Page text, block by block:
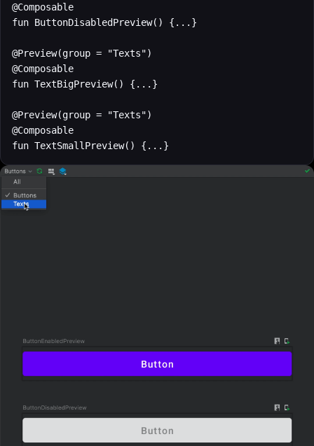
@Composable
fun ButtonDisabledPreview() {...}
@Preview(group = "Texts")
@Composable
fun TextBigPreview() {...}
@Preview(group = "Texts")
@Composable
fun TextSmallPreview() {...}